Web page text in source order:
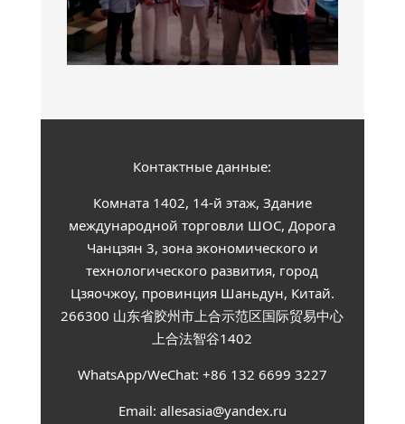
Контактные данные:
Комната 1402, 14-й этаж, Здание
международной торговли ШОС, Дорога
Чанцзян 3, зона экономического и
технологического развития, город
Цзяочжоу, провинция Шаньдун, Китай.
266300 山东省胶州市上合示范区国际贸易中心
上合法智谷1402
WhatsApp/WeChat: +86 132 6699 3227
Email: allesasia@yandex.ru